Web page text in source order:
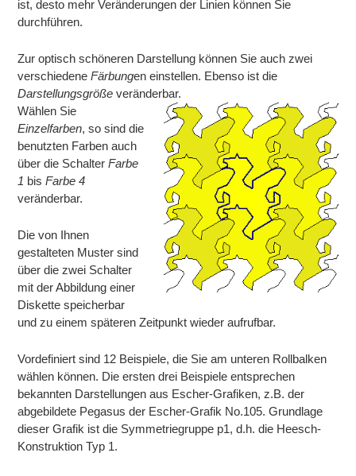
ist, desto mehr Veränderungen der Linien können Sie
durchführen.
Zur optisch schöneren Darstellung können Sie auch zwei
verschiedeneFärbungen einstellen. Ebenso ist die
Darstellungsgröße veränderbar.
Wählen Sie
Einzelfarben, so sind die
benutzten Farben auch
über die SchalterFarbe
1 bisFarbe 4
veränderbar.
Die von Ihnen
gestalteten Muster sind
über die zwei Schalter
mit der Abbildung einer
Diskette speicherbar
und zu einem späteren Zeitpunkt wieder aufrufbar.
Vordefiniert sind 12 Beispiele, die Sie am unteren Rollbalken
wählen können. Die ersten drei Beispiele entsprechen
bekannten Darstellungen aus Escher-Grafiken, z.B. der
abgebildete Pegasus der Escher-Grafik No.105. Grundlage
dieser Grafik ist die Symmetriegruppe p1, d.h. die Heesch-
Konstruktion Typ 1.